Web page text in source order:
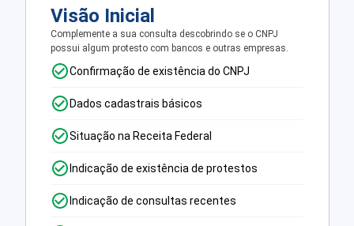
Visão Inicial
Complemente a sua consulta descobrindo se o CNPJ
possui algum protesto com bancos e outras empresas.
Confirmação de existência do CNPJ
Dados cadastrais básicos
Situação na Receita Federal
Indicação de existência de protestos
Indicação de consultas recentes